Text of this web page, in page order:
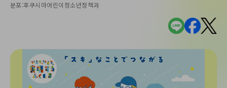
분포:후쿠시마어린이청소년정책과